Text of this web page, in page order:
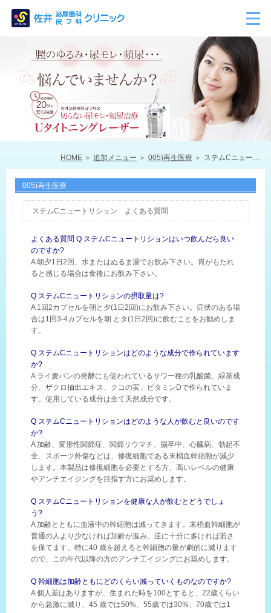
HOME 追加メニュー 005)再生医療 ステムCニュートリション よくある質問
005)再生医療
ステムCニュートリション よくある質問
よくある質問 Q ステムCニュートリションはいつ飲んだら良い
のですか?
A 朝夕1日2回、水またはぬるま湯でお飲み下さい。胃がもたれ
ると感じる場合は食後にお飲み下さい。
Q ステムCニュートリションの摂取量は?
A 1回2カプセルを朝と夕(1日2回)にお飲み下さい。症状のある場
合は1回3-4カプセルを朝 とタ(1日2回)に飲むことをお勧めしま
す。
Q ステムCニュートリションはどのような成分で作られています
か?
A ライ麦パンの発酵にも使われているサワ一種の乳酸菌、緑茶成
分、ザクロ抽出エキス、クコの実、ビタミンDで作られていま
す。使用している成分は全て天然成分です。
Q ステムCニュートリションはどのような人が飲むと良いのです
か?
A 加齢、変形性関節症、関節リウマチ、脳卒中、心臓病、勃起不
全、スポーツ外傷などは、修復細胞である末梢血幹細胞が減少
します。本製品は修復細胞を必要とする方、高いレベルの健康
やアンチエイジングを目指す方にお奨めします。
Q ステムCニュートリションを健康な人が飲むとどうでしょ
う?
A 加齢とともに血液中の幹細胞は減ってきます。末梢血幹細胞が
普通の人より少なければ加齢が進み、逆に十分に多ければ若さ
を保てます。特に40 歳を超えると幹細胞の量が劇的に滅ります
ので、この年代以降の方のアンチ工イジングにお奨めします。
Q 幹細胞は加齢ともにどのくらい減っていくものなのですか?
A 個人差はありますが、生まれた時を100とすると、22歳くらい
から急激に滅り、45 歳では50%、55歳では30%、70歳では1